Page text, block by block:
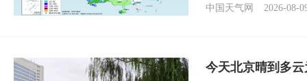
中国天气网 2026-08-
今天北京晴到多